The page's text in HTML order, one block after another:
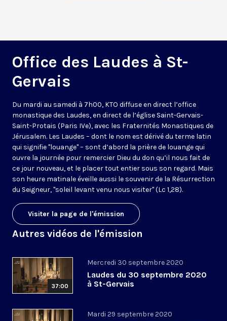
Office des Laudes à St-
Gervais
Du mardi au samedi à 7h00, KTO diffuse en direct l’office
monastique des Laudes, en direct de l’église Saint-Gervais-
Saint-Protais (Paris IVe), avec les Fraternités Monastiques de
Jérusalem. Les Laudes – dont le nom est dérivé du terme latin
qui signifie "louange" – sont d’abord la prière de louange qui
ouvre la journée pour remercier Dieu du don qu’il nous fait de
ce jour nouveau, et le placer tout entier sous son regard. Mais
son heure matinale éveille aussi le souvenir de la Résurrection
du Seigneur, "soleil levant venu nous visiter" (Lc 1,28).
Visiter la page de l'émission
Autres vidéos de l'émission
37:00
Mercredi 30 septembre 2020
Laudes du 30 septembre 2020
à St-Gervais
Mardi 29 septembre 2020